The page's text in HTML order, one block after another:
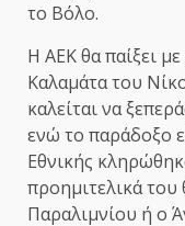
το Βόλο.
Η ΑΕΚ θα παίξει
Καλαμάτα του
καλείται να
ενώ το παράδοξο
Εθνικής
προημιτελικά
Παραλιμνίου ή ο